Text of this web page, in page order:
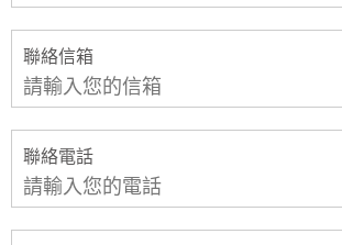
聯絡信箱
聯絡電話